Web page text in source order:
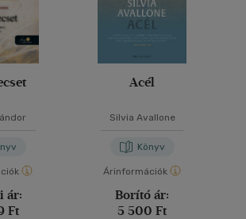
ár:
Ft
Acél
Silvia Avallone
Könyv
Árinformációk
Borító ár:
5 500 Ft